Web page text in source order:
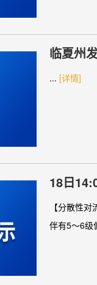
临夏州
... [详情]
【分散性
伴有5～6级